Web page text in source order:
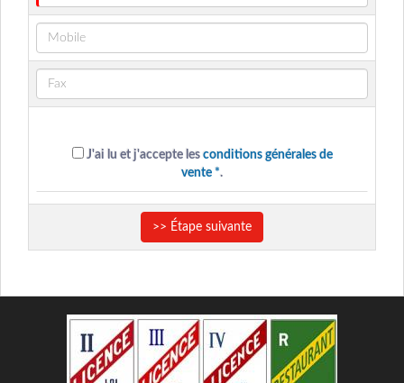
J'ai lu et j'accepte les conditions générales de
vente *.
>> Étape suivante